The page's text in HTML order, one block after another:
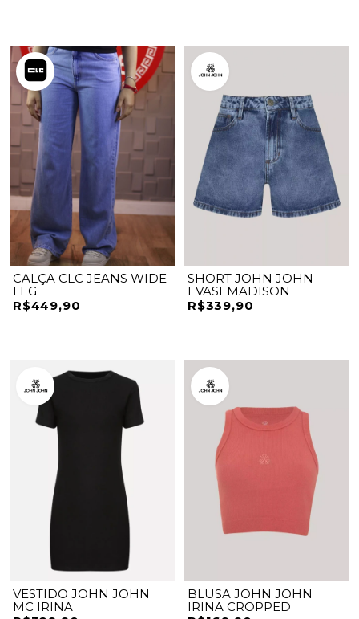
CALÇA CLC JEANS WIDE
LEG
R$449,90
SHORT JOHN JOHN
EVASEMADISON
R$339,90
VESTIDO JOHN JOHN
MC IRINA
BLUSA JOHN JOHN
IRINA CROPPED